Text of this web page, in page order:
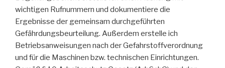
wichtigen Rufnummern und dokumentiere die
Ergebnisse der gemeinsam durchgeführten
Gefährdungsbeurteilung. Außerdem erstelle ich
Betriebsanweisungen nach der Gefahrstoffverordnung
und für die Maschinen bzw. technischen Einrichtungen.